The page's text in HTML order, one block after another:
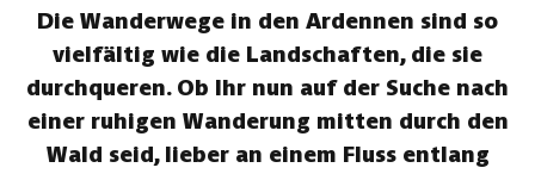
Die Wanderwege in den Ardennen sind so
vielfältig wie die Landschaften, die sie
durchqueren. Ob Ihr nun auf der Suche nach
einer ruhigen Wanderung mitten durch den
Wald seid, lieber an einem Fluss entlang